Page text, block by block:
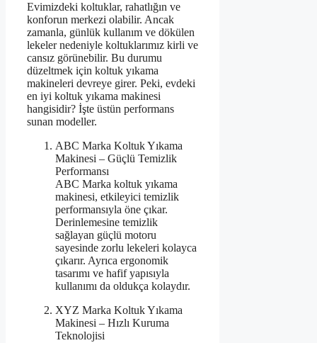
Evimizdeki koltuklar, rahatlığın ve
konforun merkezi olabilir. Ancak
zamanla, günlük kullanım ve dökülen
lekeler nedeniyle koltuklarımız kirli ve
cansız görünebilir. Bu durumu
düzeltmek için koltuk yıkama
makineleri devreye girer. Peki, evdeki
en iyi koltuk yıkama makinesi
hangisidir? İşte üstün performans
sunan modeller.
ABC Marka Koltuk Yıkama
Makinesi – Güçlü Temizlik
Performansı
ABC Marka koltuk yıkama
makinesi, etkileyici temizlik
performansıyla öne çıkar.
Derinlemesine temizlik
sağlayan güçlü motoru
sayesinde zorlu lekeleri kolayca
çıkarır. Ayrıca ergonomik
tasarımı ve hafif yapısıyla
kullanımı da oldukça kolaydır.
XYZ Marka Koltuk Yıkama
Makinesi – Hızlı Kuruma
Teknolojisi